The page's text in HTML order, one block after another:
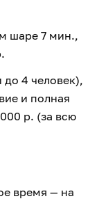
шаре 7 мин.,
4 человек),
и полная
р. (за всю
время — на